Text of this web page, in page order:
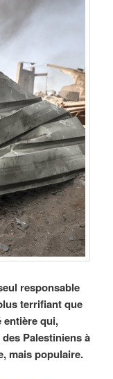
responsable
terrifiant que
entière qui,
Palestiniens à
mais populaire.